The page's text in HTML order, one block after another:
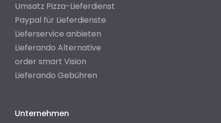
Umsatz Pizza-Lieferdienst
Paypal für Lieferdienste
Lieferservice anbieten
Lieferando Alternative
order smart Vision
Lieferando Gebühren
Unternehmen